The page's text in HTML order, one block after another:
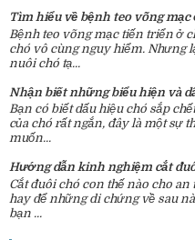
Tìm hiểu về bệnh teo võng mạc
Bệnh teo võng mạc tiến triển ở
chó vô cùng nguy hiểm. Nhưng
nuôi chó tạ...
Nhận biết những biểu hiện và
Bạn có biết dấu hiệu chó sắp
của chó rất ngắn, đây là một sự
muốn...
Hướng dẫn kinh nghiệm cắt
Cắt đuôi chó con thế nào cho
hay để những di chứng về sau
bạn ...